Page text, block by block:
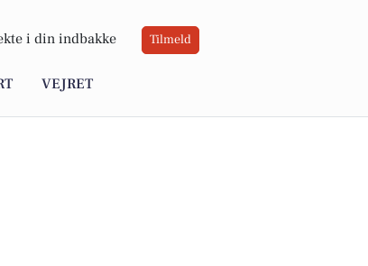
i din indbakke Tilmeld
VEJRET